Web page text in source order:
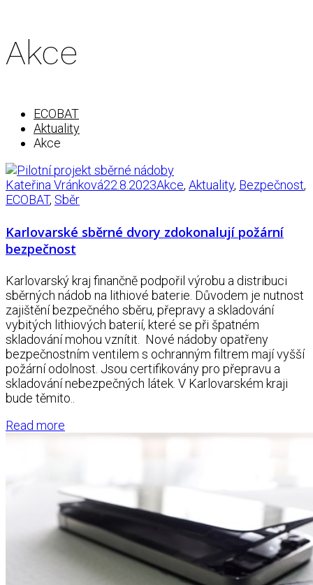
Akce
ECOBAT
Aktuality
Akce
Kateřina Vránková22.8.2023Akce, Aktuality, Bezpečnost,
ECOBAT, Sběr
Karlovarské sběrné dvory zdokonalují požární
bezpečnost
Karlovarský kraj finančně podpořil výrobu a distribuci
sběrných nádob na lithiové baterie. Důvodem je nutnost
zajištění bezpečného sběru, přepravy a skladování
vybitých lithiových baterií, které se při špatném
skladování mohou vznítit. Nové nádoby opatřeny
bezpečnostním ventilem s ochranným filtrem mají vyšší
požární odolnost. Jsou certifikovány pro přepravu a
skladování nebezpečných látek. V Karlovarském kraji
bude těmito..
Read more